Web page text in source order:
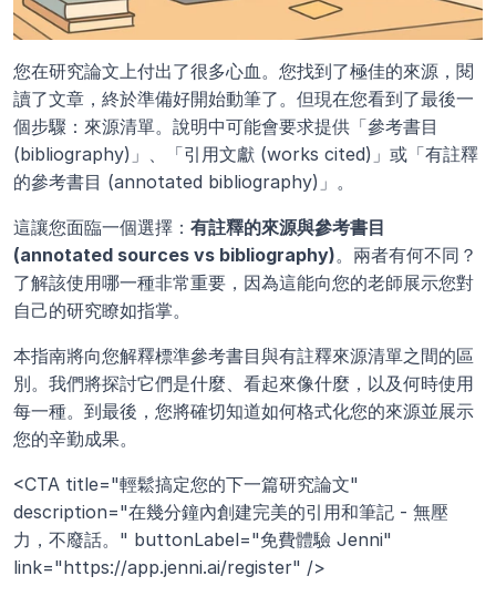
您在研究論文上付出了很多心血。您找到了極佳的來源，閱
讀了文章，終於準備好開始動筆了。但現在您看到了最後一
個步驟：來源清單。說明中可能會要求提供「參考書目
(bibliography)」、「引用文獻 (works cited)」或「有註釋
的參考書目 (annotated bibliography)」。
這讓您面臨一個選擇： 有註釋的來源與參考書目
(annotated sources vs bibliography)。兩者有何不同？
了解該使用哪一種非常重要，因為這能向您的老師展示您對
自己的研究瞭如指掌。
本指南將向您解釋標準參考書目與有註釋來源清單之間的區
別。我們將探討它們是什麼、看起來像什麼，以及何時使用
每一種。到最後，您將確切知道如何格式化您的來源並展示
您的辛勤成果。
<CTA title="輕鬆搞定您的下一篇研究論文"
description="在幾分鐘內創建完美的引用和筆記 - 無壓
力，不廢話。" buttonLabel="免費體驗 Jenni"
link="https://app.jenni.ai/register" />